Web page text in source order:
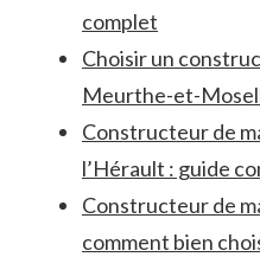
complet
Choisir un
Meurthe-et-
Constructeur de
l’Hérault : guide
Constructeur de
comment bien